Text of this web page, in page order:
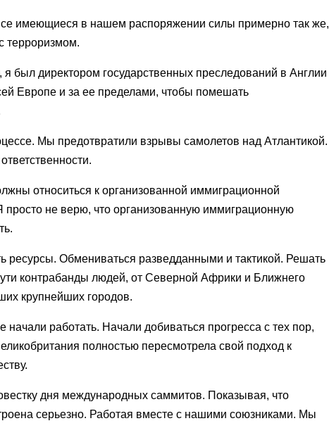
имеющиеся в нашем распоряжении силы примерно так же,
терроризмом.
я был директором государственных преследований в Англии
Европе и за ее пределами, чтобы помешать
Мы предотвратили взрывы самолетов над Атлантикой.
относиться к организованной иммиграционной
просто не верю, что организованную иммиграционную
ресурсы. Обмениваться разведданными и тактикой. Решать
контрабанды людей, от Северной Африки и Ближнего
крупнейших городов.
начали работать. Начали добиваться прогресса с тех пор,
полностью пересмотрела свой подход к
дня международных саммитов. Показывая, что
серьезно. Работая вместе с нашими союзниками. Мы